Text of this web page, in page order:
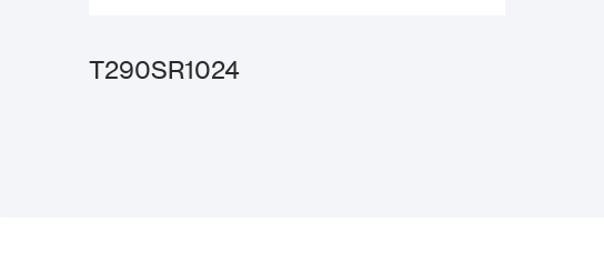
T290SR1024